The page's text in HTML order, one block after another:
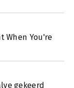
When You're
gekeerd